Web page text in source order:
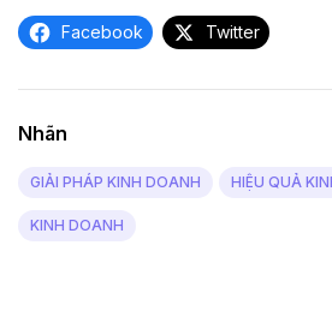
Facebook Twitter
Nhãn
GIẢI PHÁP KINH DOANH HIỆU QUẢ
KINH DOANH